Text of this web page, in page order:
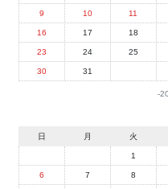
9 10 11
16 17 18
23 24 25
30 31
日 月 火
1
6 7 8